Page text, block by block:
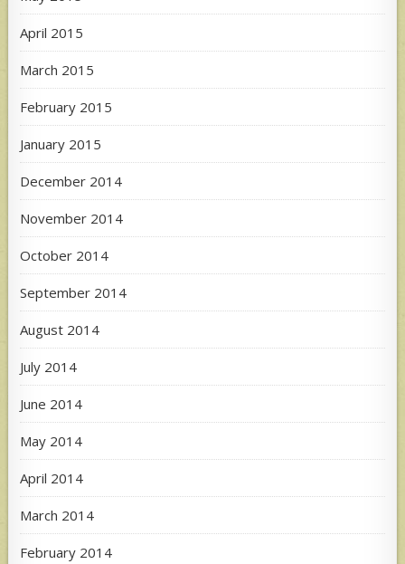
April 2015
March 2015
February 2015
January 2015
December 2014
November 2014
October 2014
September 2014
August 2014
July 2014
June 2014
May 2014
April 2014
March 2014
February 2014